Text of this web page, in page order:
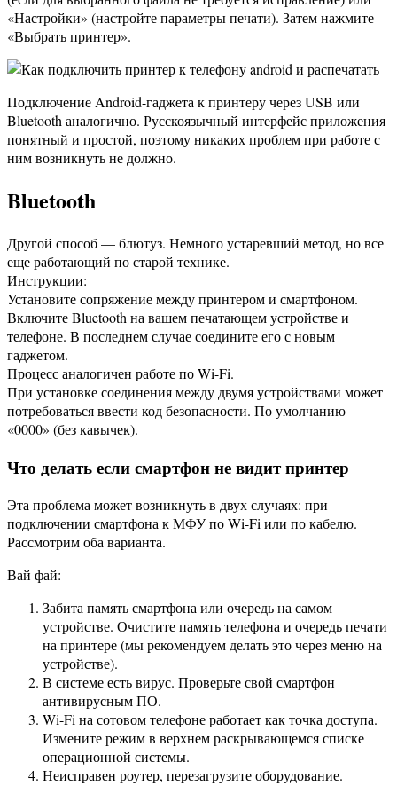
«Настройки» (настройте параметры печати). Затем нажмите
«Выбрать принтер».
Подключение Android-гаджета к принтеру через USB или
Bluetooth аналогично. Русскоязычный интерфейс приложения
понятный и простой, поэтому никаких проблем при работе с
ним возникнуть не должно.
Bluetooth
Другой способ — блютуз. Немного устаревший метод, но все
еще работающий по старой технике.
Инструкции:
Установите сопряжение между принтером и смартфоном.
Включите Bluetooth на вашем печатающем устройстве и
телефоне. В последнем случае соедините его с новым
гаджетом.
Процесс аналогичен работе по Wi-Fi.
При установке соединения между двумя устройствами может
потребоваться ввести код безопасности. По умолчанию —
«0000» (без кавычек).
Что делать если смартфон не видит принтер
Эта проблема может возникнуть в двух случаях: при
подключении смартфона к МФУ по Wi-Fi или по кабелю.
Рассмотрим оба варианта.
Вай фай:
Забита память смартфона или очередь на самом
устройстве. Очистите память телефона и очередь печати
на принтере (мы рекомендуем делать это через меню на
устройстве).
В системе есть вирус. Проверьте свой смартфон
антивирусным ПО.
Wi-Fi на сотовом телефоне работает как точка доступа.
Измените режим в верхнем раскрывающемся списке
операционной системы.
Неисправен роутер, перезагрузите оборудование.